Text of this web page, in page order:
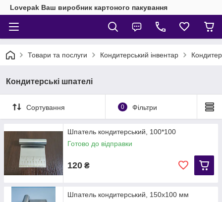
Lovepak Ваш виробник картоного пакування
Товари та послуги Кондитерський інвентар
Кондитерські шпателі
Сортування 0 Фільтри
Шпатель кондитерський, 100*100
Готово до відправки
120 ₴
Шпатель кондитерський, 150х100 мм